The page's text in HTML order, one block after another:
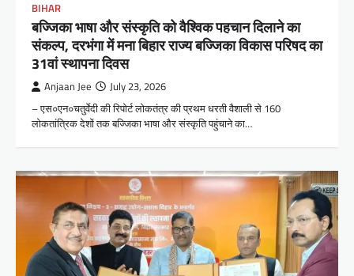
BIHAR
बज्जिका भाषा और संस्कृति को वैश्विक पहचान दिलाने का
संकल्प, दरभंगा में मना बिहार राज्य बज्जिका विकास परिषद का
31वां स्थापना दिवस
Anjaan Jee July 23, 2026
– एस०एन०चतुर्वेदी की रिपोर्ट लोकतंत्र की प्रथम धरती वैशाली से 160
लोकतांत्रिक देशों तक बज्जिका भाषा और संस्कृति पहुंचाने का…